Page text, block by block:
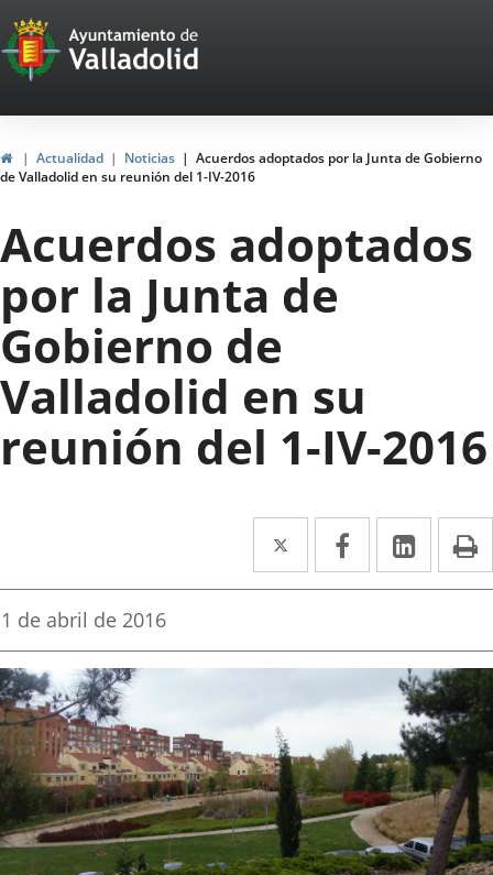
Portal
Web
del
Ayuntamiento
de
Valladolid
HomeActualidad Noticias
Acuerdos adoptados por la Junta de Gobierno
de Valladolid en su reunión del 1-IV-2016
Acuerdos adoptados
por la Junta de
Gobierno de
Valladolid en su
reunión del 1-IV-2016
Twitter
Enlace
a
aplicación
Facebook
Enlace
a
aplicación
externa.
Enlace
a
Fecha
la
noticia
1 de abril de 2016